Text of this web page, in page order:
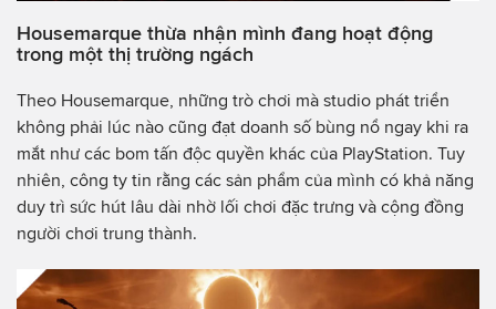
Housemarque thừa nhận mình đang hoạt động
trong một thị trường ngách
Theo Housemarque, những trò chơi mà studio phát triển
không phải lúc nào cũng đạt doanh số bùng nổ ngay khi ra
mắt như các bom tấn độc quyền khác của PlayStation. Tuy
nhiên, công ty tin rằng các sản phẩm của mình có khả năng
duy trì sức hút lâu dài nhờ lối chơi đặc trưng và cộng đồng
người chơi trung thành.